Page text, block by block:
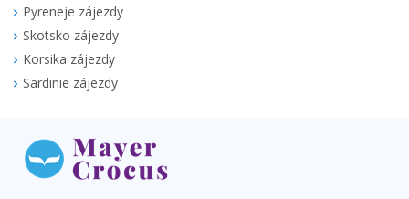
Pyreneje zájezdy
Skotsko zájezdy
Korsika zájezdy
Sardinie zájezdy